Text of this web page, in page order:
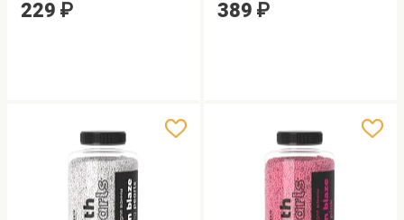
229 ₽ 389 ₽